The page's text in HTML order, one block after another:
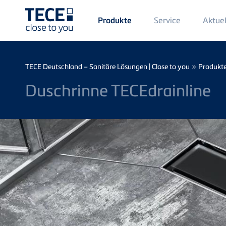
Main
Menü
1
Produkte Service
Breadcrumb
TECE Deutschland – Sanitäre Lösungen | Close to you »
Duschrinne TECEdrainline